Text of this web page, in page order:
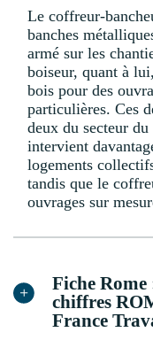
Le coffreur-
banches
armé sur les
boiseur, quant à
bois pour des
particulières. Ces
deux du secteur
intervient
logements
tandis que le
ouvrages sur
Fiche
chiffres
France